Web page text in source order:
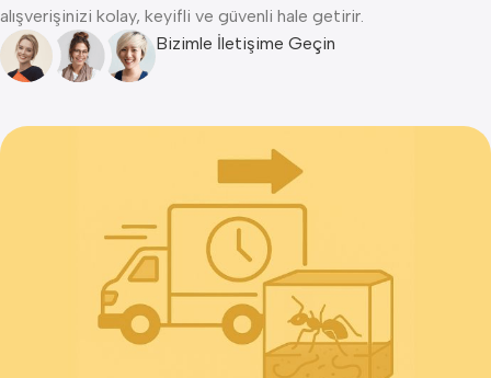
alışverişinizi kolay, keyifli ve güvenli hale getirir.
Bizimle İletişime Geçin